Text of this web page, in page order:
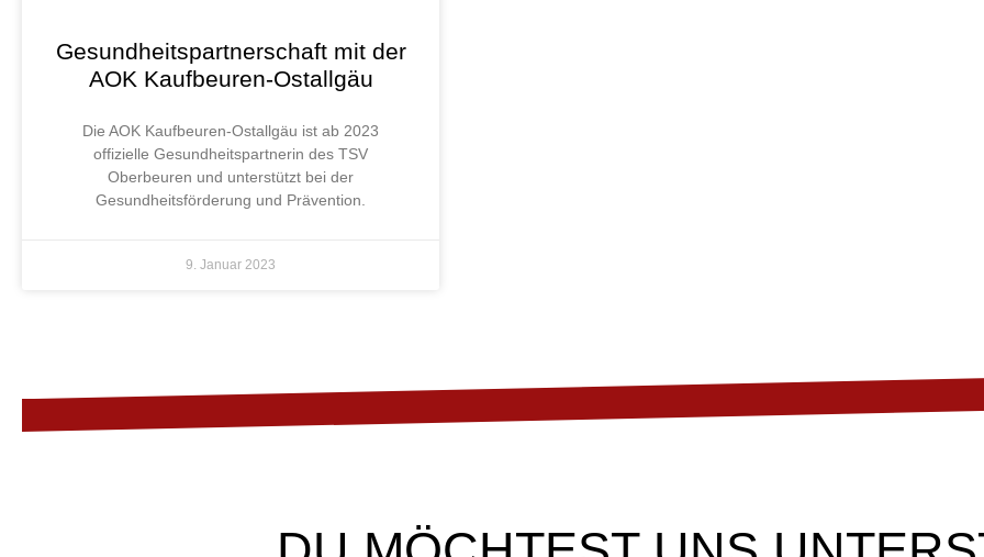
Gesundheitspartnerschaft mit der
AOK Kaufbeuren-Ostallgäu
Die AOK Kaufbeuren-Ostallgäu ist ab 2023
offizielle Gesundheitspartnerin des TSV
Oberbeuren und unterstützt bei der
Gesundheitsförderung und Prävention.
9. Januar 2023